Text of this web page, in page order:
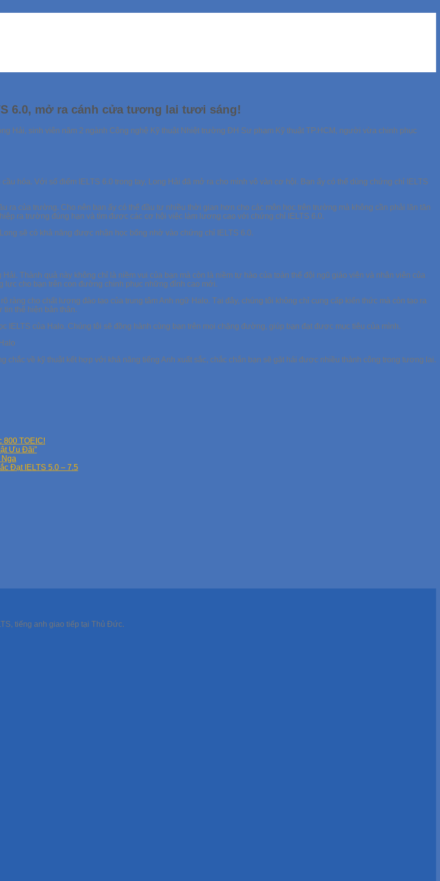
6.0, mở ra cánh cửa tương lai tươi sáng!
Hải, sinh viên năm 2 ngành Công nghệ Kỹ thuật Nhiệt trường ĐH Sư phạm Kỹ thuật TP.HCM, người vừa chinh phục
hóa. Với số điểm IELTS 6.0 trong tay, Long Hải đã mở ra cho mình vô vàn cơ hội. Bạn ấy có thể dùng chứng chỉ IELTS
ra của trường. Cho nên bạn ấy có thể đầu tư nhiều thời gian hơn cho các môn học trên trường mà không cần phải lăn tăn
ra trường đúng hạn và tìm được các cơ hội việc làm lương cao với chứng chỉ IELTS 6.0.
sẽ có khả năng được nhận học bổng nhờ vào chứng chỉ IELTS 6.0.
Thành quả này không chỉ là niềm vui của bạn mà còn là niềm tự hào của toàn thể đội ngũ giáo viên và nhân viên của
lực cho bạn trên con đường chinh phục những đỉnh cao mới.
ràng cho chất lượng đào tạo của trung tâm Anh ngữ Halo. Tại đây, chúng tôi không chỉ cung cấp kiến thức mà còn tạo ra
tin thể hiện bản thân.
IELTS của Halo. Chúng tôi sẽ đồng hành cùng bạn trên mọi chặng đường, giúp bạn đạt được mục tiêu của mình.
về kỹ thuật kết hợp với khả năng tiếng Anh xuất sắc, chắc chắn bạn sẽ gặt hái được nhiều thành công trong tương lai.
800 TOEIC!
Ưu Đãi”
Đạt IELTS 5.0 – 7.5
tiếng anh giao tiếp tại Thủ Đức.